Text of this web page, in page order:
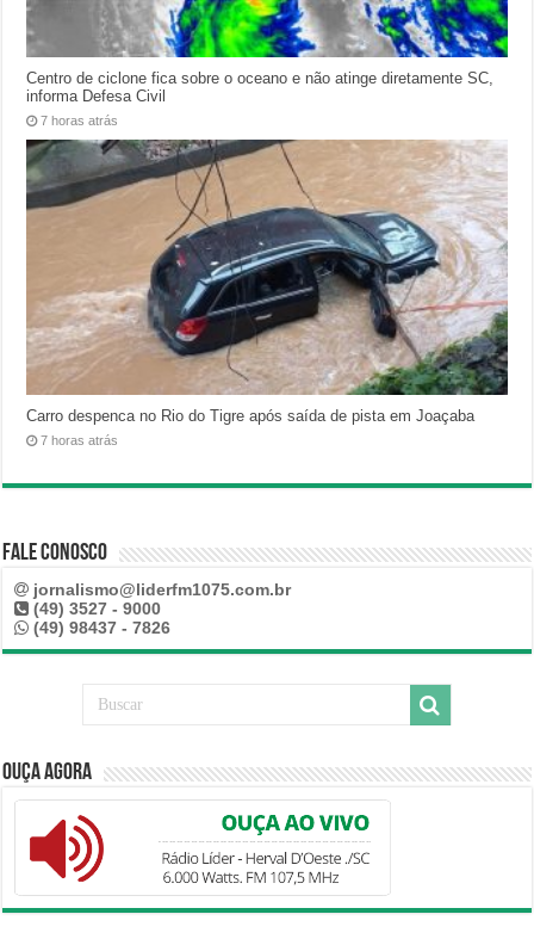
Centro de ciclone fica sobre o oceano e não atinge diretamente SC,
informa Defesa Civil
7 horas atrás
Carro despenca no Rio do Tigre após saída de pista em Joaçaba
7 horas atrás
Fale Conosco
jornalismo@liderfm1075.com.br
(49) 3527 - 9000
(49) 98437 - 7826
Ouça Agora